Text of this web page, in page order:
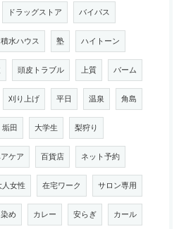
ドラッグストア バイパス
積水ハウス 塾 ハイトーン
頭皮トラブル 上質 バーム
刈り上げ 平日 温泉 角島
垢田 大学生 梨狩り
ケア 百貨店 ネット予約
人女性 在宅ワーク サロン専用
染め カレー 安らぎ カール